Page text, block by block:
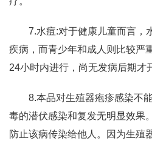
7.水痘:对于健康儿童而言，
疾病，而青少年和成人则比较严
24小时内进行，尚无发病后期才
8.本品对生殖器疱疹感染不
毒的潜伏感染和复发无明显效果
防止该病传染给他人。因为生殖